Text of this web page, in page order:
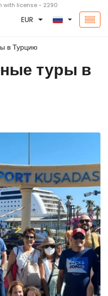
with license - 2290
EUR
в Турцию
туры в